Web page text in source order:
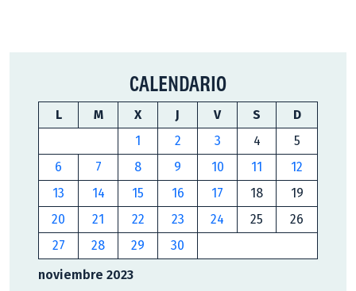
CALENDARIO
noviembre 2023
L M X J V S
D
1
2 3 4
5
6
7 8 9 10 11
12
13
14 15 16 17 18
19
20
21 22 23 24 25
26
27
28 29 30